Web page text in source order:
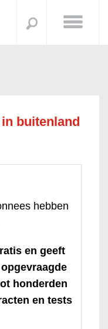
buitenland
hebben
en geeft
honderden
en tests